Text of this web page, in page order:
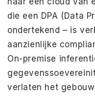
die een DPA (Data
ondertekend – is
aanzienlijke
On-premise
verlaten het